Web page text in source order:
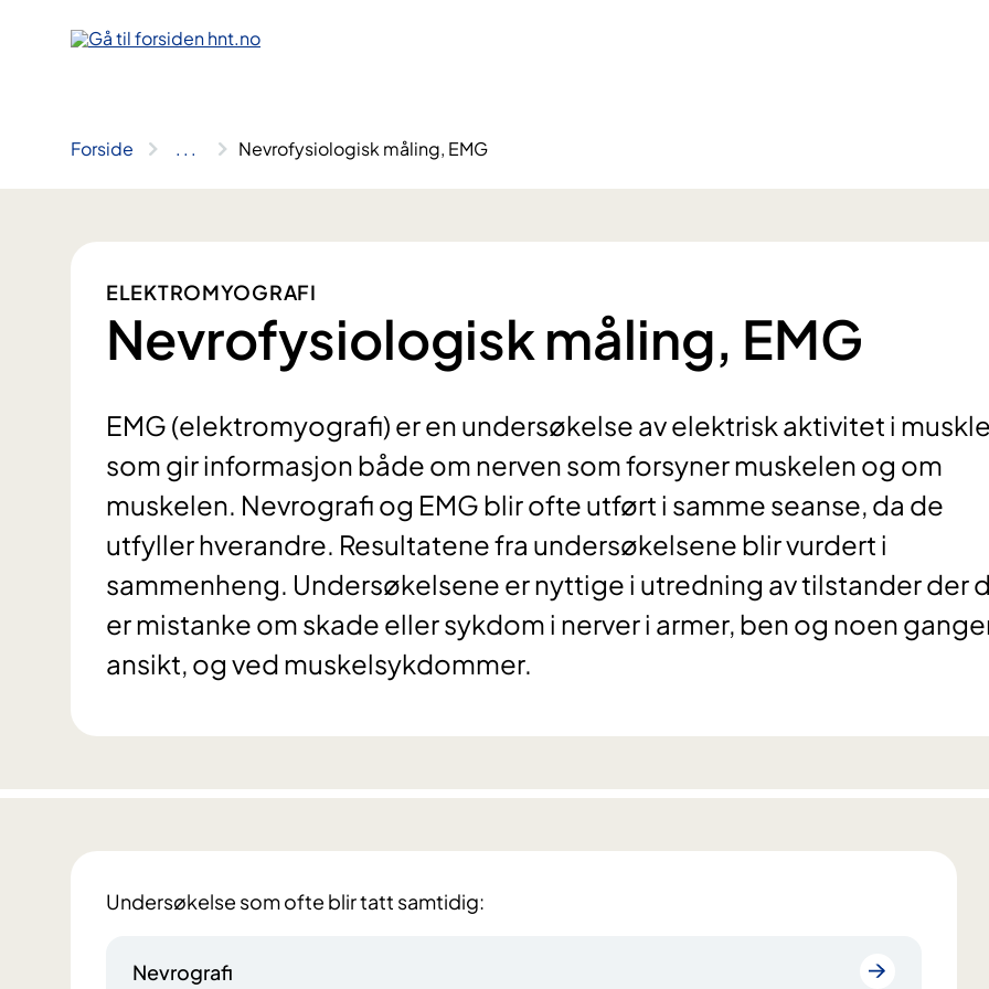
Forside .. . Nevrofysiologisk måling, EMG
ELEKTROMYOGRAFI
Nevrofysiologisk måling, EMG
EMG (elektromyografi) er en undersøkelse av elektrisk aktivitet i
som gir informasjon både om nerven som forsyner muskelen og om
muskelen. Nevrografi og EMG blir ofte utført i samme seanse, da de
utfyller hverandre. Resultatene fra undersøkelsene blir vurdert i
sammenheng. Undersøkelsene er nyttige i utredning av tilstander der
er mistanke om skade eller sykdom i nerver i armer, ben og noen
ansikt, og ved muskelsykdommer.
Undersøkelse som ofte blir tatt samtidig:
Nevrografi